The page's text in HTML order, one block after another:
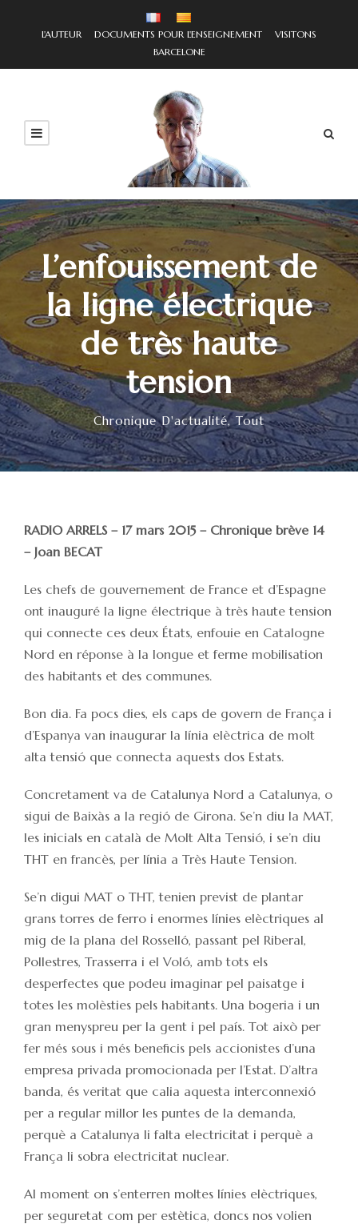
L'AUTEUR DOCUMENTS POUR L'ENSEIGNEMENT
VISITONS
BARCELONE
L’enfouissement de
la ligne électrique
de très haute
tension
Chronique D'actualité, Tout
RADIO ARRELS – 17 mars 2015 – Chronique brève 14
– Joan BECAT
Les chefs de gouvernement de France et d’Espagne
ont inauguré la ligne électrique à très haute tension
qui connecte ces deux États, enfouie en Catalogne
Nord en réponse à la longue et ferme mobilisation
des habitants et des communes.
Bon dia. Fa pocs dies, els caps de govern de França i
d’Espanya van inaugurar la línia elèctrica de molt
alta tensió que connecta aquests dos Estats.
Concretament va de Catalunya Nord a Catalunya, o
sigui de Baixàs a la regió de Girona. Se’n diu la MAT,
les inicials en català de Molt Alta Tensió, i se’n diu
THT en francès, per línia a Très Haute Tension.
Se’n digui MAT o THT, tenien previst de plantar
grans torres de ferro i enormes línies elèctriques al
mig de la plana del Rosselló, passant pel Riberal,
Pollestres, Trasserra i el Voló, amb tots els
desperfectes que podeu imaginar pel paisatge i
totes les molèsties pels habitants. Una bogeria i un
gran menyspreu per la gent i pel país. Tot això per
fer més sous i més beneficis pels accionistes d’una
empresa privada promocionada per l’Estat. D’altra
banda, és veritat que calia aquesta interconnexió
per a regular millor les puntes de la demanda,
perquè a Catalunya li falta electricitat i perquè a
França li sobra electricitat nuclear.
Al moment on s’enterren moltes línies elèctriques,
per seguretat com per estètica, doncs nos volien